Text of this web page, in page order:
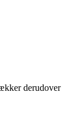
derudover